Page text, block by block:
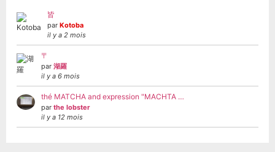
皆
par Kotoba
il y a 2 mois
〒
par 湖羅
il y a 6 mois
thé MATCHA and expression "MACHTA …
par the lobster
il y a 12 mois